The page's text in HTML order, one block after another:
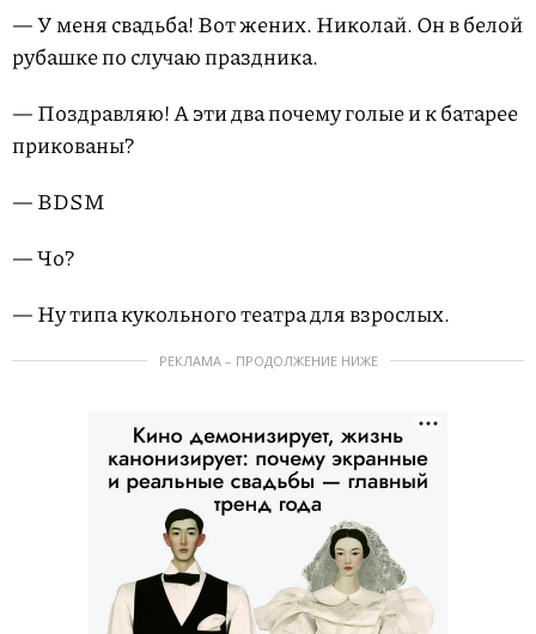
— У меня свадьба! Вот жених. Николай. Он в белой
рубашке по случаю праздника.
— Поздравляю! А эти два почему голые и к батарее
прикованы?
— BDSM
— Чо?
— Ну типа кукольного театра для взрослых.
РЕКЛАМА – ПРОДОЛЖЕНИЕ НИЖЕ